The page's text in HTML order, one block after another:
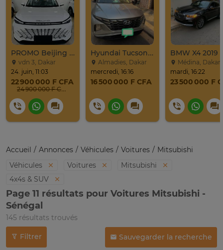
PROMO Beijing X7 / 2025
vdn 3, Dakar
24. juin, 11:03
22 900 000 F CFA
24 900 000 F CFA
Hyundai Tucson 2022
Almadies, Dakar
mercredi, 16:16
16 500 000 F CFA
BMW X4 2019
Médina, Dakar
mardi, 16:22
23 500 000 F
Accueil Annonces Véhicules Voitures
Mitsubishi
Véhicules
Voitures
Mitsubishi
4x4s & SUV
Page 11 résultats pour Voitures Mitsubishi -
Sénégal
145 résultats trouvés
Filtrer Sauvegarder la recherche